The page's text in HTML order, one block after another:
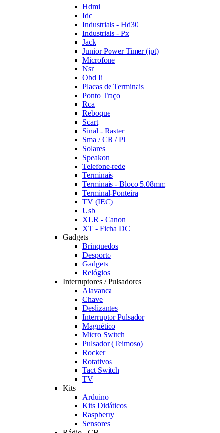
Hdmi
Idc
Industriais - Hd30
Industriais - Px
Jack
Junior Power Timer (jpt)
Microfone
Nsr
Obd Ii
Placas de Terminais
Ponto Traço
Rca
Reboque
Scart
Sinal - Raster
Sma / CB / Pl
Solares
Speakon
Telefone-rede
Terminais
Terminais - Bloco 5.08mm
Terminal-Ponteira
TV (IEC)
Usb
XLR - Canon
XT - Ficha DC
Gadgets
Brinquedos
Desporto
Gadgets
Relógios
Interruptores / Pulsadores
Alavanca
Chave
Deslizantes
Interruptor Pulsador
Magnético
Micro Switch
Pulsador (Teimoso)
Rocker
Rotativos
Tact Switch
TV
Kits
Arduino
Kits Didáticos
Raspberry
Sensores